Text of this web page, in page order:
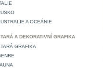
A OCEÁNIE
A DEKORATIVNÍ GRAFIKA
GRAFIKA